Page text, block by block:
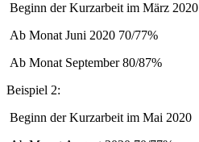
Beginn der Kurzarbeit im März 2020
Ab Monat Juni 2020 70/77%
Ab Monat September 80/87%
Beispiel 2:
Beginn der Kurzarbeit im Mai 2020